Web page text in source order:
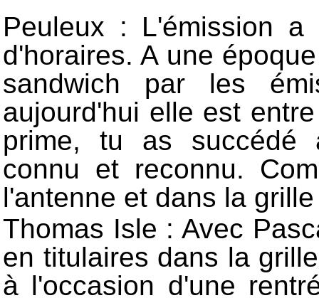
Peuleux : L'émission a
d'horaires. A une
sandwich par les
aujourd'hui elle est
prime, tu as succédé
connu et reconnu.
l'antenne et dans la
Thomas Isle : Avec
en titulaires dans la
à l'occasion d'une